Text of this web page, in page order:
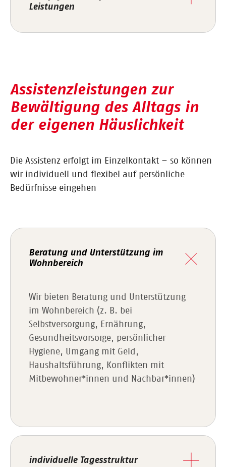
Leistungen
Assistenzleistungen zur
Bewältigung des Alltags in
der eigenen Häuslichkeit
Die Assistenz erfolgt im Einzelkontakt – so können
wir individuell und flexibel auf persönliche
Bedürfnisse eingehen
Beratung und Unterstützung im
Wohnbereich
Wir bieten Beratung und Unterstützung
im Wohnbereich (z. B. bei
Selbstversorgung, Ernährung,
Gesundheitsvorsorge, persönlicher
Hygiene, Umgang mit Geld,
Haushaltsführung, Konflikten mit
Mitbewohner*innen und Nachbar*innen)
individuelle Tagesstruktur